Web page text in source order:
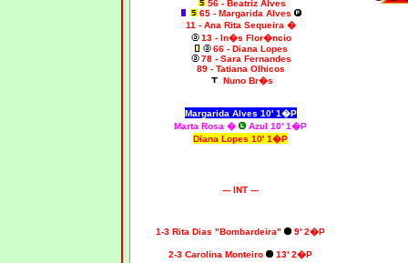
56 - Beatriz Alves
65 - Margarida Alves
11 - Ana Rita Sequeira �
13 - In�s Flor�ncio
66 - Diana Lopes
78 - Sara Fernandes
89 - Tatiana Olhicos
Nuno Br�s
Margarida Alves 10' 1�P
Marta Rosa �
Azul 10' 1�P
Diana Lopes 10' 1�P
--- INT ---
1-3 Rita Dias "Bombardeira" 9' 2�P
2-3 Carolina Monteiro 13' 2�P